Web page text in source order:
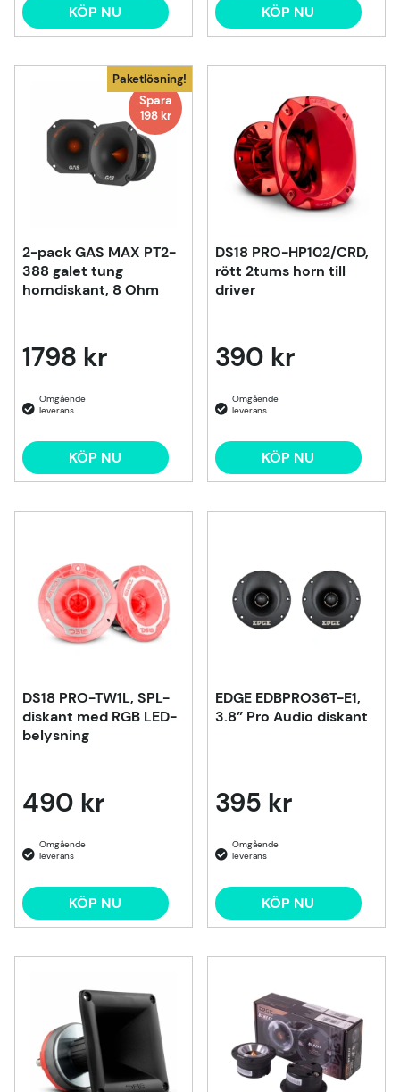
KÖP NU KÖP NU
Paketlösning!
Spara
198 kr
2-pack GAS MAX PT2-
388 galet tung
horndiskant, 8 Ohm
1798 kr
KÖP NU
DS18 PRO-HP102/CRD,
rött 2tums horn till
driver
390 kr
KÖP NU
DS18 PRO-TW1L, SPL-
diskant med RGB LED-
belysning
490 kr
KÖP NU
EDGE EDBPRO36T-E1,
3.8” Pro Audio diskant
395 kr
KÖP NU